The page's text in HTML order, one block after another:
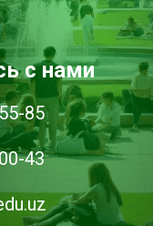
с нами
85
43